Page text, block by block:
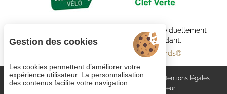
Chaque établissement BWH Hotels est individuellement
exploité par un propriétaire indépendant.
Best Western Rewards®
Gestion des cookies Rejoignez-nous CGV
Mentions légales
© 2023 Juliana Web créateur
Gestion des cookies
Les cookies permettent d’améliorer votre
expérience utilisateur. La personnalisation
des contenus facilite votre navigation.